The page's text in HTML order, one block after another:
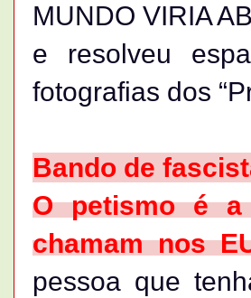
MUNDO VIRIA
e resolveu
fotografias dos
Bando de
O petismo é a
chamam nos
pessoa que